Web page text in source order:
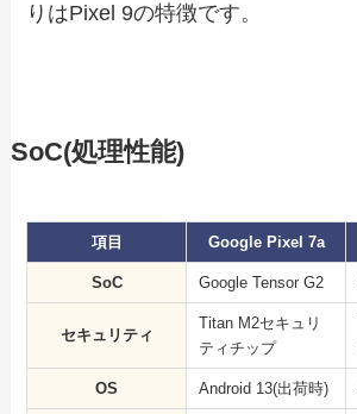
りはPixel 9の特徴です。
SoC(処理性能)
項目 Google Pixel 7a
SoC Google Tensor G2
セキュリティ
Titan M2セキュリ
ティチップ
OS Android 13(出荷時)